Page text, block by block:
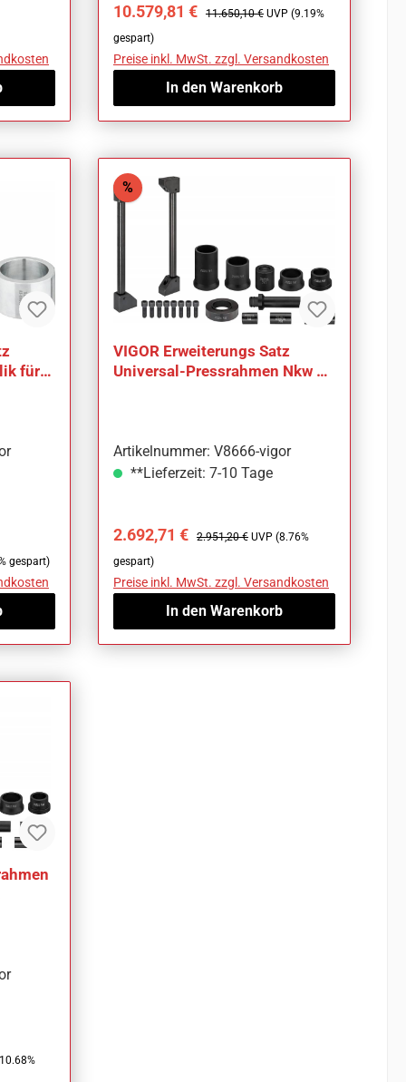
Verkaufspreis:
10.579,81 € Regulärer Preis:
11.650,10 € UVP (9.19%
gespart)
Preise inkl. MwSt. zzgl. Versandkosten
In den Warenkorb
für
gespart)
%Rabatt
VIGOR Erweiterungs Satz
Universal-Pressrahmen Nkw 70
Artikelnummer: V8666-vigor
**Lieferzeit: 7-10 Tage
Verkaufspreis:
2.692,71 € Regulärer Preis:
2.951,20 € UVP (8.76%
gespart)
Preise inkl. MwSt. zzgl. Versandkosten
In den Warenkorb